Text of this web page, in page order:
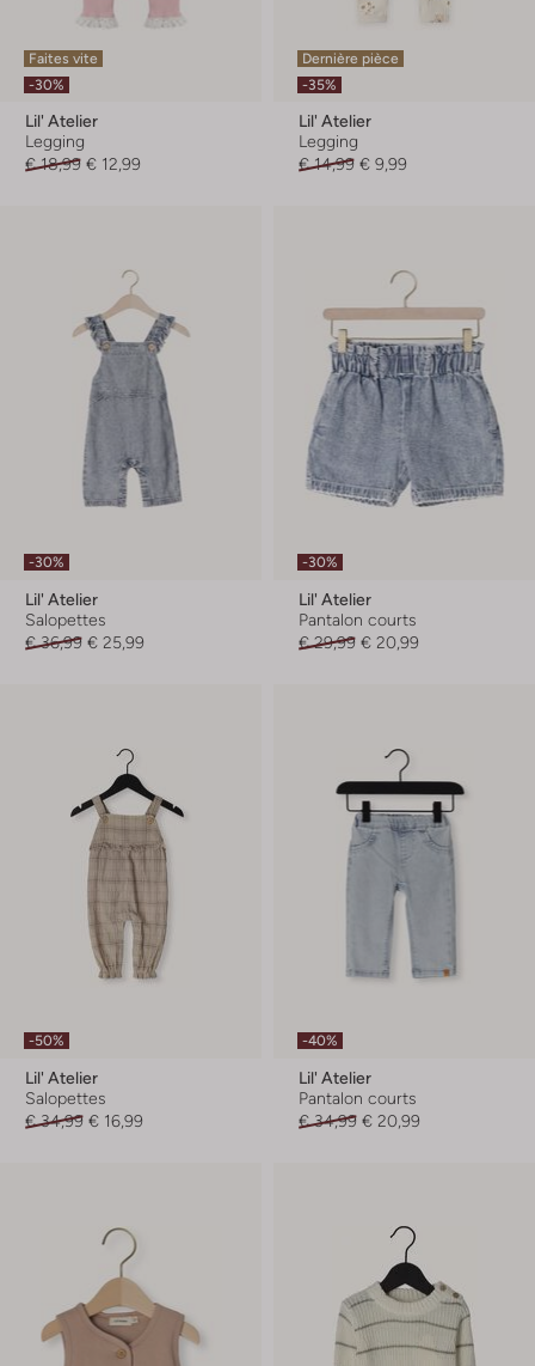
Faites vite
-30%
Lil' Atelier
Legging
€ 18,99 € 12,99
Dernière pièce
-35%
Lil' Atelier
Legging
€ 14,99 € 9,99
-30%
Lil' Atelier
Salopettes
€ 36,99 € 25,99
-30%
Lil' Atelier
Pantalon courts
€ 29,99 € 20,99
-50%
Lil' Atelier
Salopettes
€ 34,99 € 16,99
-40%
Lil' Atelier
Pantalon courts
€ 34,99 € 20,99